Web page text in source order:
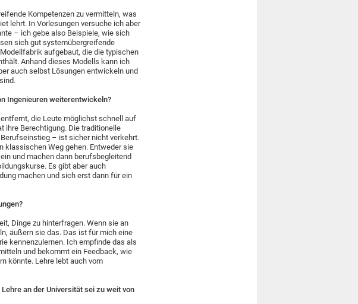
Kompetenzen zu vermitteln, was
lehrt. In Vorlesungen versuche ich aber
– ich gebe also Beispiele, wie sich
sich gut systemübergreifende
aufgebaut, die die typischen
Anhand dieses Modells kann ich
auch selbst Lösungen entwickeln und
Ingenieuren weiterentwickeln?
die Leute möglichst schnell auf
ihre Berechtigung. Die traditionelle
– ist sicher nicht verkehrt.
klassischen Weg gehen. Entweder sie
und machen dann berufsbegleitend
Es gibt aber auch
machen und sich erst dann für ein
Dinge zu hinterfragen. Wenn sie an
äußern sie das. Das ist für mich eine
kennenzulernen. Ich empfinde das als
und bekommt ein Feedback, wie
könnte. Lehre lebt auch vom
an der Universität sei zu weit von